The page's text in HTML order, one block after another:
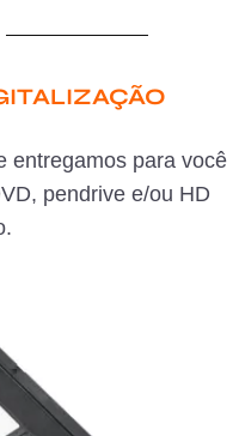
entregamos para você
pendrive e/ou HD